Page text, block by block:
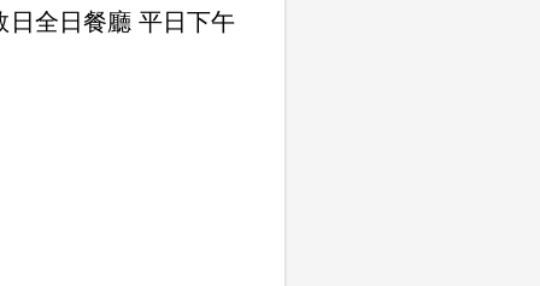
日全日餐廳 平日下午